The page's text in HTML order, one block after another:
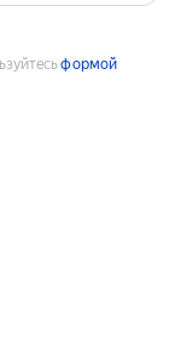
формой